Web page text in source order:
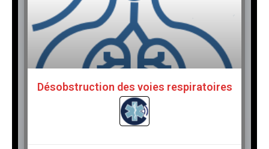
Désobstruction des voies respiratoires